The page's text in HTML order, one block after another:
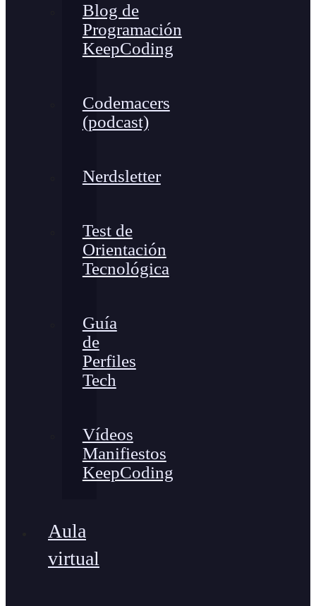
Blog de
Programación
KeepCoding
Codemacers
(podcast)
Nerdsletter
Test de
Orientación
Tecnológica
Guía
de
Perfiles
Tech
Vídeos
Manifiestos
KeepCoding
Aula
virtual